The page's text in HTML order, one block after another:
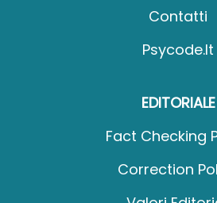
Contatti
Psycode.it
EDITORIALE
Fact Checking
Correction